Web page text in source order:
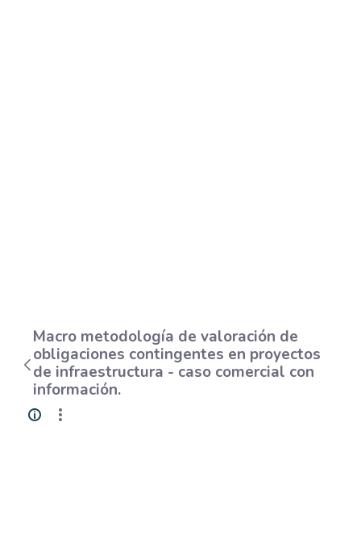
Macro metodología de valoración de
obligaciones contingentes en proyectos
de infraestructura - caso comercial con
información.